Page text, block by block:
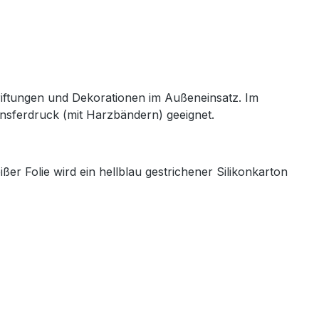
und Dekorationen im Außeneinsatz. Im
(mit Harzbändern) geeignet.
Folie wird ein hellblau gestrichener Silikonkarton